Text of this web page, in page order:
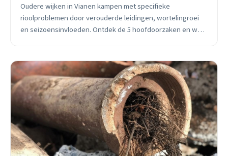
Oudere wijken in Vianen kampen met specifieke
rioolproblemen door verouderde leidingen, wortelingroei
en seizoensinvloeden. Ontdek de 5 hoofdoorzaken en wat